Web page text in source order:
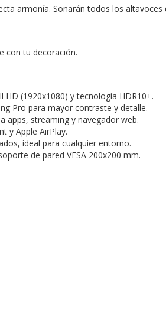
armonía. Sonarán todos los
con tu decoración.
HD (1920x1080) y tecnología HDR10+.
Pro para mayor contraste y detalle.
apps, streaming y navegador web.
y Apple AirPlay.
ideal para cualquier entorno.
de pared VESA 200x200 mm.